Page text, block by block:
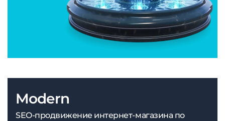
Modern
SEO-продвижение интернет-магазина по